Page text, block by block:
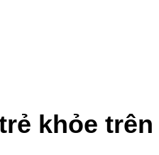
khỏe